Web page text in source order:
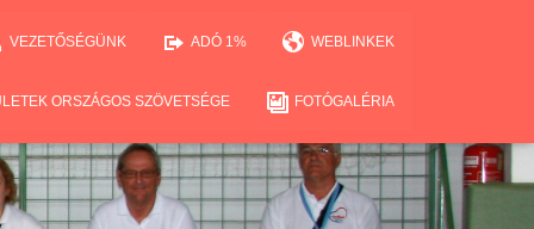
VEZETŐSÉGÜNK ADÓ 1% WEBLINKEK
ORSZÁGOS SZÖVETSÉGE FOTÓGALÉRIA